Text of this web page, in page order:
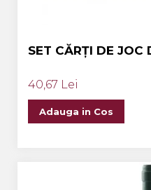
SET CĂRȚI DE JOC
40,67 Lei
Adauga in Cos